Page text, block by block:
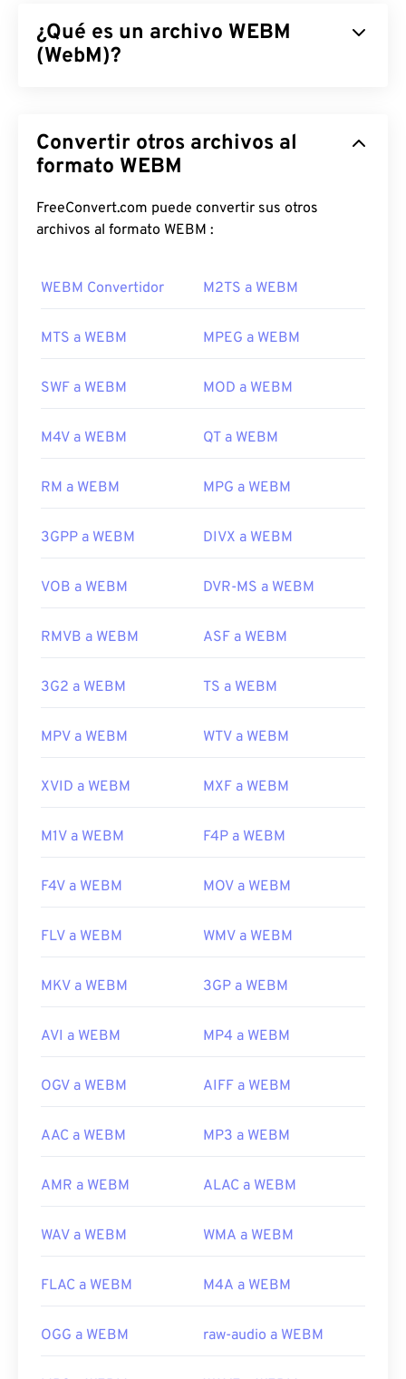
¿Qué es un archivo WEBM
(WebM)?
fue diseñado para ser compatible con HTML5.
Admite capítulos, subtítulos, etiquetas de
3D, contenedores 3D y reproductores de hardware.
WEBM comprime transmisiones de vídeo con
operativo. Otras buenas opciones para abrir WEBM
para Mac OS X.
WebM integrados. Por lo tanto,instálelos
navegadores admiten archivos WEBM.
Enlaces útiles:
https://tools.google.com/dlpage/webmmf/
Convertir otros archivos al
formato WEBM
FreeConvert.com puede convertir sus otros
archivos al formato WEBM :
WEBM Convertidor M2TS a WEBM
MTS a WEBM MPEG a WEBM
SWF a WEBM MOD a WEBM
M4V a WEBM QT a WEBM
RM a WEBM MPG a WEBM
3GPP a WEBM DIVX a WEBM
VOB a WEBM DVR-MS a WEBM
RMVB a WEBM ASF a WEBM
3G2 a WEBM TS a WEBM
MPV a WEBM WTV a WEBM
XVID a WEBM MXF a WEBM
M1V a WEBM F4P a WEBM
F4V a WEBM MOV a WEBM
FLV a WEBM WMV a WEBM
MKV a WEBM 3GP a WEBM
AVI a WEBM MP4 a WEBM
OGV a WEBM AIFF a WEBM
AAC a WEBM MP3 a WEBM
AMR a WEBM ALAC a WEBM
WAV a WEBM WMA a WEBM
FLAC a WEBM M4A a WEBM
OGG a WEBM raw-audio a WEBM